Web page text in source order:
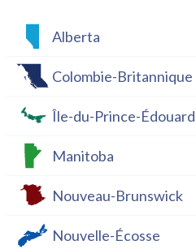
Alberta
Colombie-Britannique
Île-du-Prince-Édouard
Manitoba
Nouveau-Brunswick
Nouvelle-Écosse